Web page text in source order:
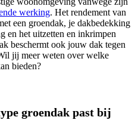
werking. Het rendement van
een groendak, je dakbedekking
en het uitzetten en inkrimpen
beschermt ook jouw dak tegen
jij meer weten over welke
bieden?
groendak past bij